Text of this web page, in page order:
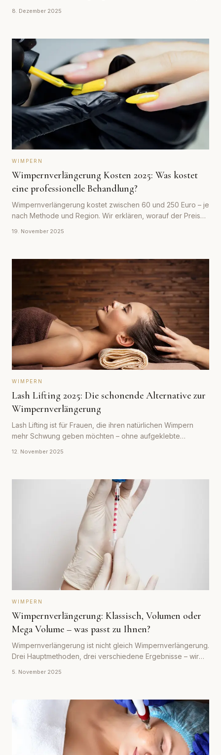
8. Dezember 2025
WIMPERN
Wimpernverlängerung Kosten 2025: Was kostet
eine professionelle Behandlung?
Wimpernverlängerung kostet zwischen 60 und 250 Euro – je
nach Methode und Region. Wir erklären, worauf der Preis
19. November 2025
WIMPERN
Lash Lifting 2025: Die schonende Alternative zur
Wimpernverlängerung
Lash Lifting ist für Frauen, die ihren natürlichen Wimpern
mehr Schwung geben möchten – ohne aufgeklebte
12. November 2025
WIMPERN
Wimpernverlängerung: Klassisch, Volumen oder
Mega Volume – was passt zu Ihnen?
Wimpernverlängerung ist nicht gleich Wimpernverlängerung.
Drei Hauptmethoden, drei verschiedene Ergebnisse – wir
5. November 2025